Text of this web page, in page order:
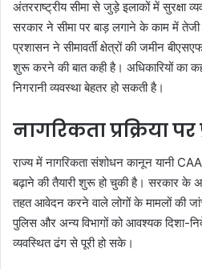
अंतरराष्ट्रीय सीमा से जुड़े इलाकों में सुरक्षा
सरकार ने सीमा पर बाड़ लगाने के काम में तेजी
प्रशासन ने सीमावर्ती क्षेत्रों की जमीन
शुरू करने की बात कही है। अधिकारियों का
निगरानी व्यवस्था बेहतर हो सकती है।
नागरिकता प्रक्रिया
राज्य में नागरिकता संशोधन कानून यानी
बढ़ाने की तैयारी शुरू हो चुकी है। सरकार के
तहत आवेदन करने वाले लोगों के मामलों की
पुलिस और अन्य विभागों को आवश्यक दिशा-
व्यवस्थित ढंग से पूरी हो सके।